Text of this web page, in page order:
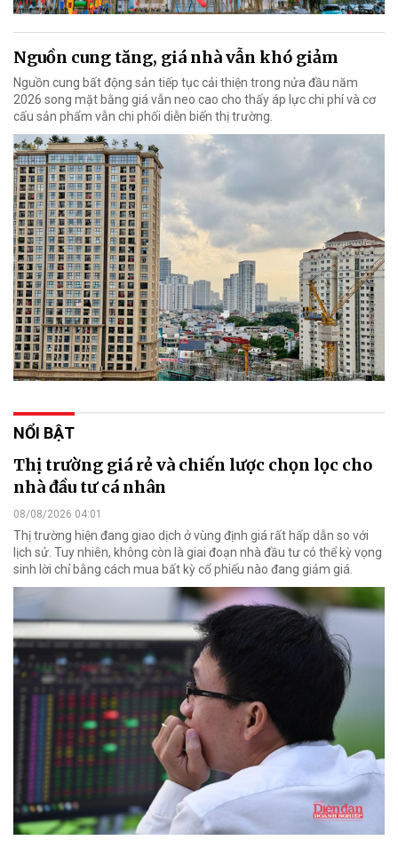
Nguồn cung tăng, giá nhà vẫn khó giảm
Nguồn cung bất động sản tiếp tục cải thiện trong nửa đầu năm
2026 song mặt bằng giá vẫn neo cao cho thấy áp lực chi phí và cơ
cấu sản phẩm vẫn chi phối diễn biến thị trường.
NỔI BẬT
Thị trường giá rẻ và chiến lược chọn lọc cho
nhà đầu tư cá nhân
08/08/2026 04:01
Thị trường hiện đang giao dịch ở vùng định giá rất hấp dẫn so với
lịch sử. Tuy nhiên, không còn là giai đoạn nhà đầu tư có thể kỳ vọng
sinh lời chỉ bằng cách mua bất kỳ cổ phiếu nào đang giảm giá.